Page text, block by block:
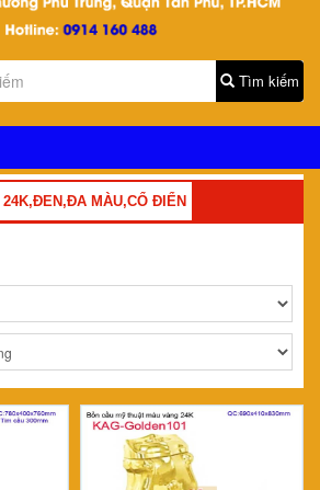
Tìm kiếm
24K,ĐEN,ĐA MÀU,CỔ ĐIỂN